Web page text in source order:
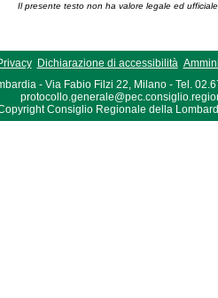
Il presente testo non ha valore legale ed
Dichiarazione di accessibilità
- Via Fabio Filzi 22, Milano - Tel.
Consiglio Regionale della